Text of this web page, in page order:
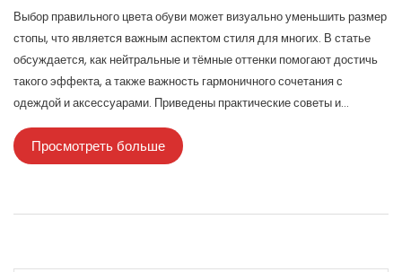
Выбор правильного цвета обуви может визуально уменьшить размер
стопы, что является важным аспектом стиля для многих. В статье
обсуждается, как нейтральные и тёмные оттенки помогают достичь
такого эффекта, а также важность гармоничного сочетания с
одеждой и аксессуарами. Приведены практические советы и
хитрости, которые помогут вам выбрать обувь, делающую ногу
визуально более изящной. Изучите, как цветовая гамма может
изменить восприятие вашего образа и подчеркнуть ваши сильные
экспериментов в вашем гардеробе.
Просмотреть больше